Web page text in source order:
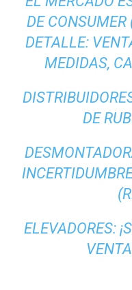
DE
DETALLE:
MEDIDAS,
DE
ELEVADORES: